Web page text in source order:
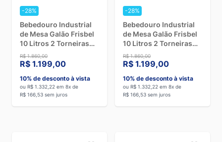
Escolha o local certo
– Precisa ter um ponto de água e um
Faça a conexão hidráulica
– O equipamento deve ser ligado
diretamente à tubulação de água.
Conecte à energia elétrica
– Verifique a voltagem e use uma
tomada exclusiva para evitar sobrecargas.
Teste antes do uso
– Após ligar, espere alguns minutos para
-28%
Bebedouro Industrial
de Mesa Galão Frisbel
10 Litros 2 Torneiras
Geladas Black - 110V
R$ 1.860,00
R$ 1.199,00
10% de desconto à vista
ou R$ 1.332,22 em 8x de
R$ 166,53 sem juros
-28%
Bebedouro Industrial
de Mesa Galão Frisbel
10 Litros 2 Torneiras
Geladas Black - 220V
R$ 1.860,00
R$ 1.199,00
10% de desconto à vista
ou R$ 1.332,22 em 8x de
R$ 166,53 sem juros